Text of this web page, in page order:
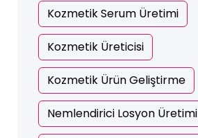
Kozmetik Serum Üretimi
Kozmetik Üreticisi
Kozmetik Ürün Geliştirme
Nemlendirici Losyon Üretimi